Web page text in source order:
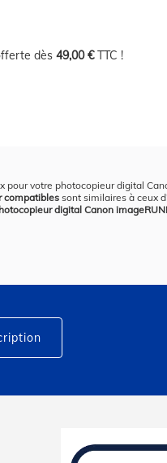
dès 49,00 €TTC !
pour votre photocopieur digital
compatibles sont similaires à ceux
digital Canon